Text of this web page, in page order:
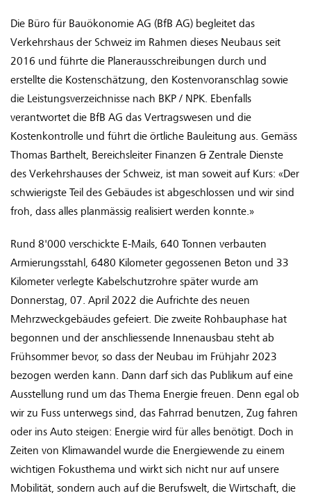
Die Büro für Bauökonomie AG (BfB AG) begleitet das
Verkehrshaus der Schweiz im Rahmen dieses Neubaus seit
2016 und führte die Planerausschreibungen durch und
erstellte die Kostenschätzung, den Kostenvoranschlag sowie
die Leistungsverzeichnisse nach BKP / NPK. Ebenfalls
verantwortet die BfB AG das Vertragswesen und die
Kostenkontrolle und führt die örtliche Bauleitung aus. Gemäss
Thomas Barthelt, Bereichsleiter Finanzen & Zentrale Dienste
des Verkehrshauses der Schweiz, ist man soweit auf Kurs: «Der
schwierigste Teil des Gebäudes ist abgeschlossen und wir sind
froh, dass alles planmässig realisiert werden konnte.»
Rund 8'000 verschickte E-Mails, 640 Tonnen verbauten
Armierungsstahl, 6480 Kilometer gegossenen Beton und 33
Kilometer verlegte Kabelschutzrohre später wurde am
Donnerstag, 07. April 2022 die Aufrichte des neuen
Mehrzweckgebäudes gefeiert. Die zweite Rohbauphase hat
begonnen und der anschliessende Innenausbau steht ab
Frühsommer bevor, so dass der Neubau im Frühjahr 2023
bezogen werden kann. Dann darf sich das Publikum auf eine
Ausstellung rund um das Thema Energie freuen. Denn egal ob
wir zu Fuss unterwegs sind, das Fahrrad benutzen, Zug fahren
oder ins Auto steigen: Energie wird für alles benötigt. Doch in
Zeiten von Klimawandel wurde die Energiewende zu einem
wichtigen Fokusthema und wirkt sich nicht nur auf unsere
Mobilität, sondern auch auf die Berufswelt, die Wirtschaft, die